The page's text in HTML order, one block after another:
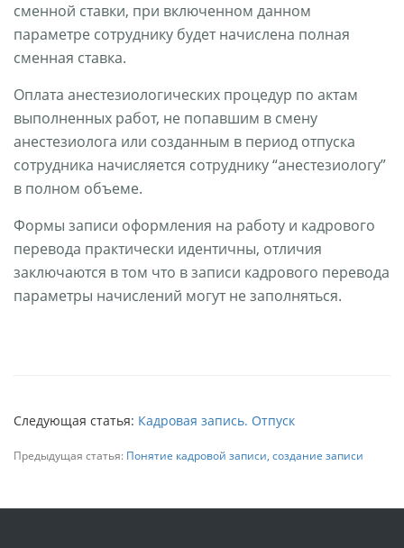
сменной ставки, при включенном данном
параметре сотруднику будет начислена полная
сменная ставка.
Оплата анестезиологических процедур по актам
выполненных работ, не попавшим в смену
анестезиолога или созданным в период отпуска
сотрудника начисляется сотруднику “анестезиологу”
в полном объеме.
Формы записи оформления на работу и кадрового
перевода практически идентичны, отличия
заключаются в том что в записи кадрового перевода
параметры начислений могут не заполняться.
Следующая статья: Кадровая запись. Отпуск
Предыдущая статья: Понятие кадровой записи, создание записи